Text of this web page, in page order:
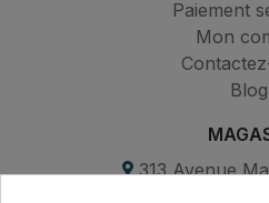
Paiement
Mon
Blog
313 Avenue